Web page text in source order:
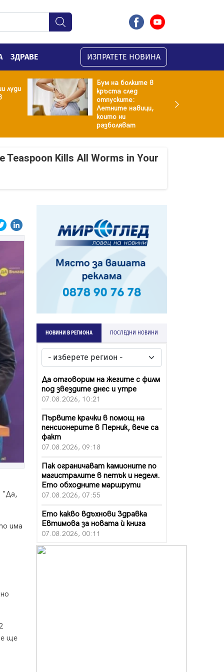
ЗДРАВЕ ИЗПРАТЕТЕ НОВИНА
луди
Бум на болките в
кръста след
отпуските:
Летните навици,
които ни
разболяват
Teaspoon Kills All Worms in Your
"Да,
има
ще
НОВИНИ В РЕГИОНА ПОСЛЕДНИ НОВИНИ
Да отговорим на жегите с филм
под звездите днес и утре
07.08.2026, 10:21
Първите крачки в помощ на
пенсионерите в Перник, вече са
факт
07.08.2026, 09:18
Пак ограничават камионите по
магистралите в петък и неделя.
Ето обходните маршрути
07.08.2026, 07:55
Ето какво вдъхнови Здравка
Евтимова за новата ѝ книга
07.08.2026, 00:11
Продължава изграждането на